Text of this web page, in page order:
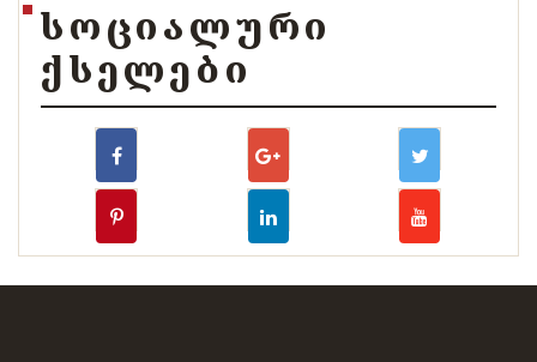
ᲡᲝᲪᲘᲐᲚᲣᲠᲘ
ᲥᲡᲔᲚᲔᲑᲘ